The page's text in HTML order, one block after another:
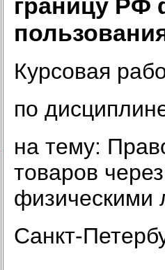
границу РФ
Курсовая
по
на тему:
товаров
физическими
Санкт-